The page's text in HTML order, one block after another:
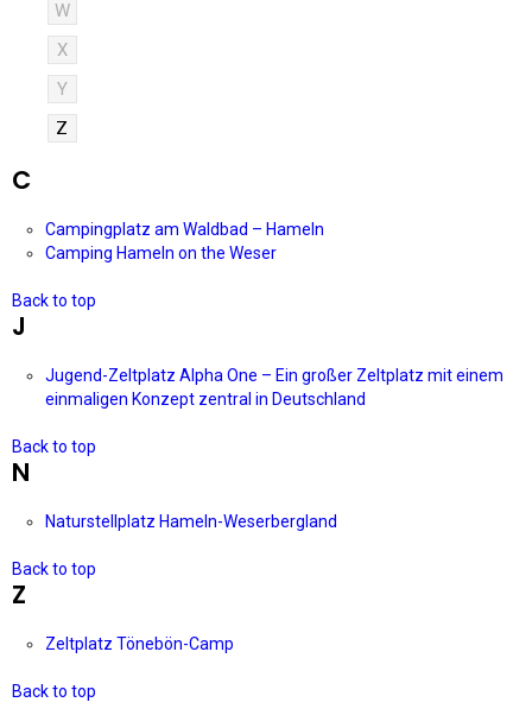
W
X
Y
Z
C
Campingplatz am Waldbad – Hameln
Camping Hameln on the Weser
Back to top
J
Jugend-Zeltplatz Alpha One – Ein großer Zeltplatz mit einem
einmaligen Konzept zentral in Deutschland
Back to top
N
Naturstellplatz Hameln-Weserbergland
Back to top
Z
Zeltplatz Tönebön-Camp
Back to top